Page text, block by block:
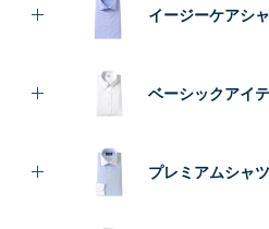
イージーケアシ
ベーシックアイ
プレミアムシャツ